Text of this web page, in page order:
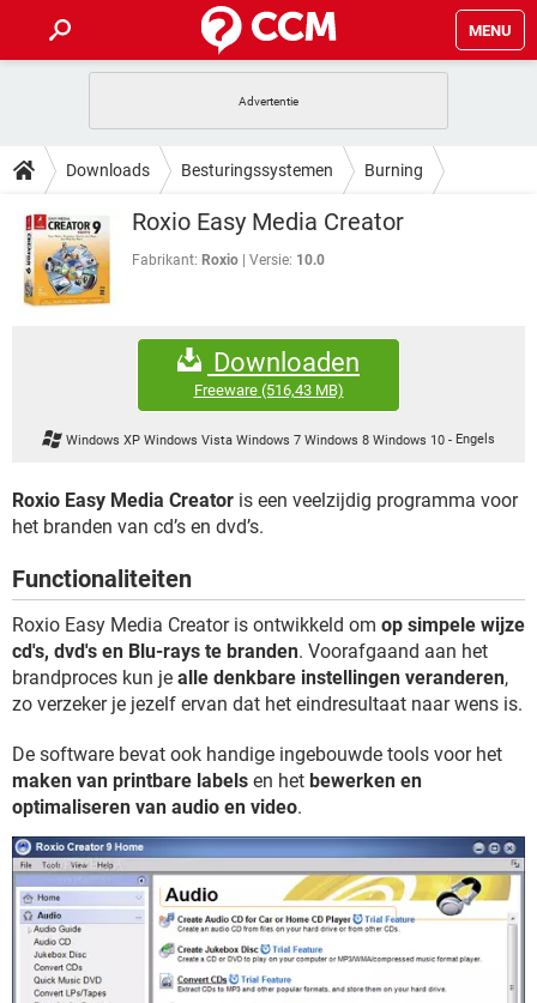
MENU
INSTAGRAM WINDOWS 10
NETFLIX CORONAVIRUS
GRATIS SNAPCHAT
TIKTOK
HOW-TO
VIDEOBELLEN
INSTAGRAM
NETFLIX
DOWNLOADS
VIDEOBELLEN GAMES
INSTAGRAM
CORONAVIRUS
SNAPCHAT
FORUM
WINDOWS 10
CORONAVIRUS
GRATIS SNAPCHAT
GAMES
GRATIS SNAPCHAT
Downloads Besturingssystemen Burning
Roxio Easy Media Creator
Fabrikant: Roxio Versie: 10.0
Downloaden
Freeware(516,43 MB)
Windows XP Windows Vista Windows 7 Windows 8 Windows 10- Engels
Roxio Easy Media Creator is een veelzijdig programma voor
het branden van cd’s en dvd’s.
Functionaliteiten
Roxio Easy Media Creator is ontwikkeld om op simpele wijze
cd's, dvd's en Blu-rays te branden. Voorafgaand aan het
brandproces kun je alle denkbare instellingen veranderen,
zo verzeker je jezelf ervan dat het eindresultaat naar wens is.
De software bevat ook handige ingebouwde tools voor het
maken van printbare labels en het bewerken en
optimaliseren van audio en video.